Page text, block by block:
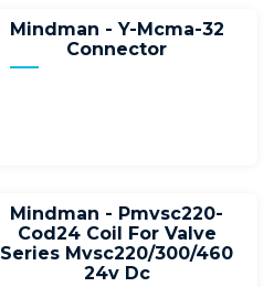
Mindman - Y-Mcma-32
Connector
Mindman - Pmvsc220-
Cod24 Coil For Valve
Series Mvsc220/300/460
24v Dc